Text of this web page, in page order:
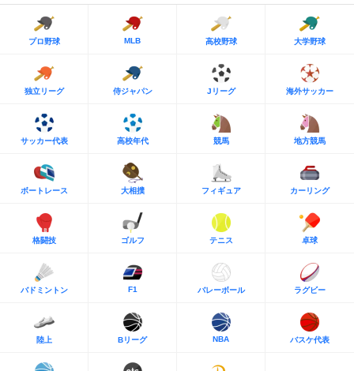
プロ野球 MLB 高校野球 大学野球
独立リーグ 侍ジャパン Jリーグ 海外サッカー
サッカー代表 高校年代 競馬 地方競馬
ボートレース 大相撲 フィギュア カーリング
格闘技 ゴルフ テニス 卓球
バドミントン F1 バレーボール ラグビー
陸上 Bリーグ NBA バスケ代表